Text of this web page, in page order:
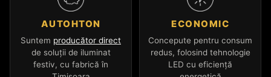
AUTOHTON
Suntem producător direct
de soluții de iluminat
festiv, cu fabrică în
ECONOMIC
Concepute pentru consum
redus, folosind tehnologie
LED cu eficiență